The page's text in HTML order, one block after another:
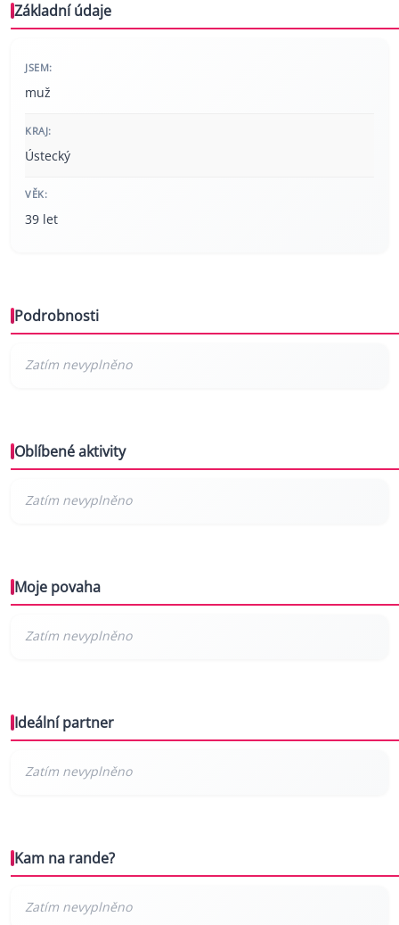
Základní údaje
JSEM:
muž
KRAJ:
Ústecký
VĚK:
39 let
Podrobnosti
Oblíbené aktivity
Moje povaha
Ideální partner
Kam na rande?